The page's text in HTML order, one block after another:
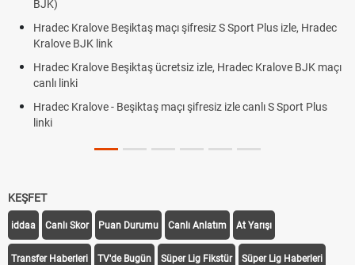
BJK)
Hradec Kralove Beşiktaş maçı şifresiz S Sport Plus izle, Hradec
Kralove BJK link
Hradec Kralove Beşiktaş ücretsiz izle, Hradec Kralove BJK maçı
canlı linki
Hradec Kralove - Beşiktaş maçı şifresiz izle canlı S Sport Plus
linki
KEŞFET
iddaa Canlı Skor Puan Durumu Canlı Anlatım At Yarışı
Transfer Haberleri TV'de Bugün Süper Lig Fikstür Süper Lig Haberleri